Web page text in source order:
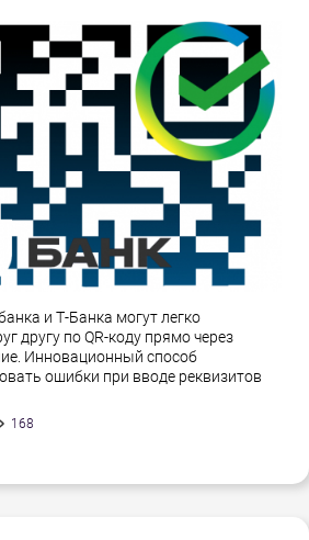
и Т-Банка могут легко
другу по QR-коду прямо через
Инновационный способ
ошибки при вводе реквизитов
168